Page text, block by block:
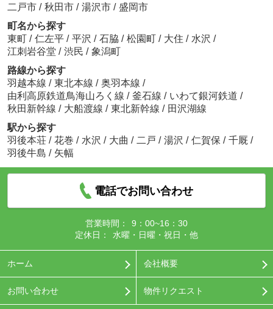
二戸市 / 秋田市 / 湯沢市 / 盛岡市
町名から探す
東町 / 仁左平 / 平沢 / 石脇 / 松園町 / 大住 / 水沢 /
江刺岩谷堂 / 渋民 / 象潟町
路線から探す
羽越本線 / 東北本線 / 奥羽本線 /
由利高原鉄道鳥海山ろく線 / 釜石線 / いわて銀河鉄道 /
秋田新幹線 / 大船渡線 / 東北新幹線 / 田沢湖線
駅から探す
羽後本荘 / 花巻 / 水沢 / 大曲 / 二戸 / 湯沢 / 仁賀保 / 千厩 /
羽後牛島 / 矢幅
電話でお問い合わせ
営業時間：
9：00~16：30
定休日：
水曜・日曜・祝日・他
ホーム 会社概要
お問い合わせ 物件リクエスト